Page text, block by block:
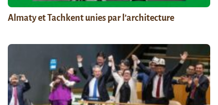
Almaty et Tachkent unies par l’architecture